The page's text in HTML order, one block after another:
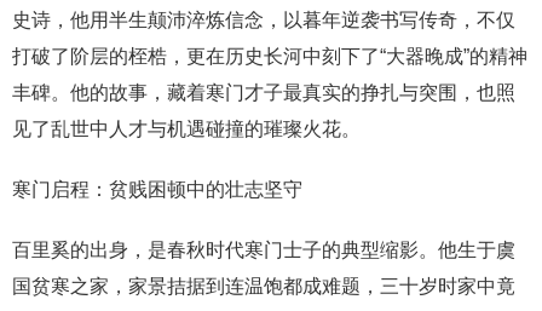
史诗，他用半生颠沛淬炼信念，以暮年逆袭书写传奇，不仅
打破了阶层的桎梏，更在历史长河中刻下了“大器晚成”的精神
丰碑。他的故事，藏着寒门才子最真实的挣扎与突围，也照
见了乱世中人才与机遇碰撞的璀璨火花。
寒门启程：贫贱困顿中的壮志坚守
百里奚的出身，是春秋时代寒门士子的典型缩影。他生于虞
国贫寒之家，家景拮据到连温饱都成难题，三十岁时家中竟